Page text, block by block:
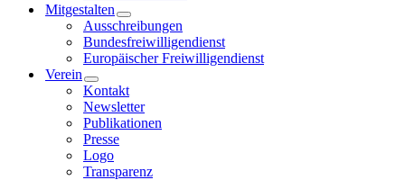
Mitgestalten
Ausschreibungen
Bundesfreiwilligendienst
Europäischer Freiwilligendienst
Verein
Kontakt
Newsletter
Publikationen
Presse
Logo
Transparenz